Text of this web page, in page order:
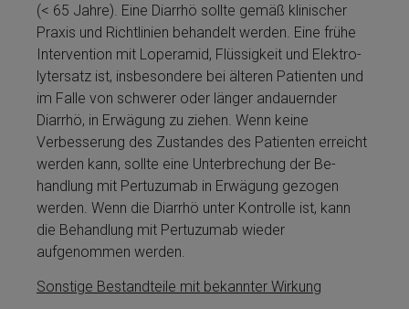
(< 65 Jahre). Eine Diarrhö sollte gemäß klinischer
Praxis und Richtlinien behandelt werden. Eine frühe
Intervention mit Lo­pe­ra­mid, Flüs­sig­keit und Elek­tro­
lyt­er­satz ist, insbesondere bei älteren Patienten und
im Falle von schwerer oder länger andauernder
Diarrhö, in Erwägung zu ziehen. Wenn keine
Verbesserung des Zustandes des Patienten erreicht
werden kann, sollte eine Unterbrechung der Be­
handlung mit Per­tu­zu­mab in Erwägung gezogen
werden. Wenn die Diarrhö unter Kontrolle ist, kann
die Be­handlung mit Per­tu­zu­mab wieder
aufgenommen werden.
Sonstige Be­stand­tei­le mit bekannter Wirkung